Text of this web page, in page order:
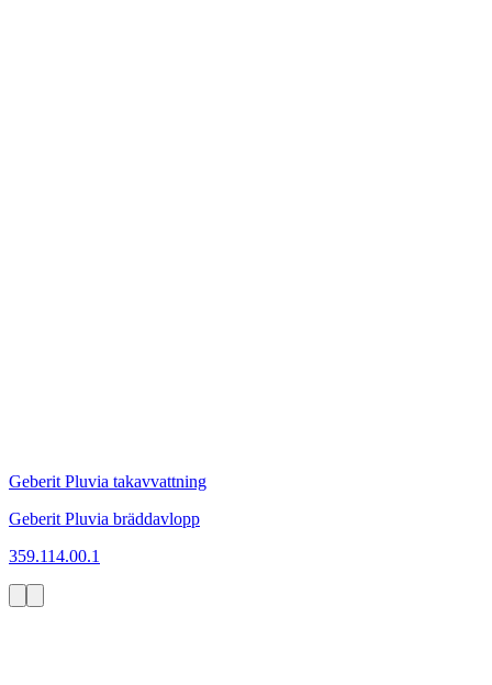
Geberit Pluvia takavvattning
Geberit Pluvia bräddavlopp
359.114.00.1